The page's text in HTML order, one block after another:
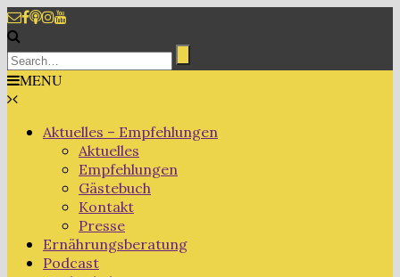
MENU
Aktuelles – Empfehlungen
Aktuelles
Empfehlungen
Gästebuch
Kontakt
Presse
Ernährungsberatung
Podcast